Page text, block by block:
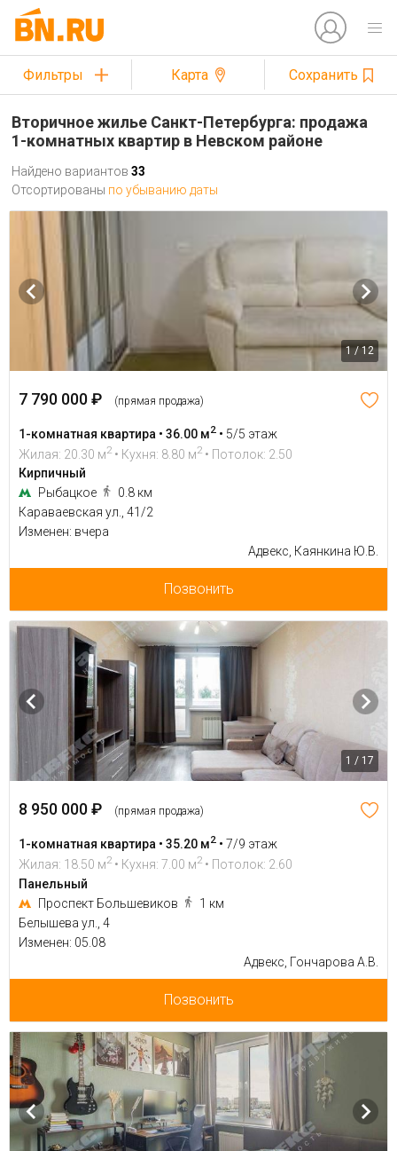
Фильтры Карта Сохранить
Вторичное жилье Санкт-Петербурга: продажа
1-комнатных квартир в Невском районе
Найдено вариантов 33
Отсортированы по убыванию даты
1 / 12
7 790 000 ₽ (прямая продажа)
1-комнатная квартира • 36.00 м2 • 5/5 этаж
Жилая: 20.30 м2 • Кухня: 8.80 м2 • Потолок: 2.50
Кирпичный
Рыбацкое
0.8 км
Караваевская ул., 41/2
Изменен: вчера
Адвекс, Каянкина Ю.В.
Позвонить
1 / 17
8 950 000 ₽ (прямая продажа)
1-комнатная квартира • 35.20 м2 • 7/9 этаж
Жилая: 18.50 м2 • Кухня: 7.00 м2 • Потолок: 2.60
Панельный
Проспект Большевиков
1 км
Белышева ул., 4
Изменен: 05.08
Адвекс, Гончарова А.В.
Позвонить